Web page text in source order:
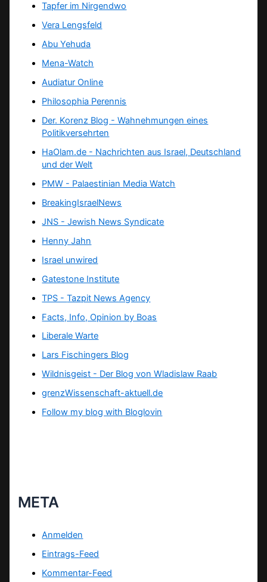
Tapfer im Nirgendwo
Vera Lengsfeld
Abu Yehuda
Mena-Watch
Audiatur Online
Philosophia Perennis
Der. Korenz Blog - Wahnehmungen eines
Politikversehrten
HaOlam.de - Nachrichten aus Israel, Deutschland
und der Welt
PMW - Palaestinian Media Watch
BreakingIsraelNews
JNS - Jewish News Syndicate
Henny Jahn
Israel unwired
Gatestone Institute
TPS -Tazpit News Agency
Facts, Info, Opinion by Boas
Liberale Warte
Lars Fischingers Blog
Wildnisgeist - Der Blog von Wladislaw Raab
grenzWissenschaft-aktuell.de
Follow my blog with Bloglovin
META
Anmelden
Eintrags-Feed
Kommentar-Feed